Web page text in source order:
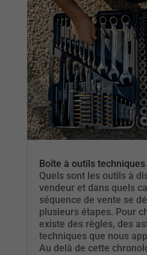
Boîte à outils
Quels sont les outils à
vendeur et dans quels
séquence de vente se
plusieurs étapes. Pour
existe des règles, des
techniques que nous
Au delà de cette